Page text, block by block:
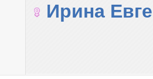
Ирина